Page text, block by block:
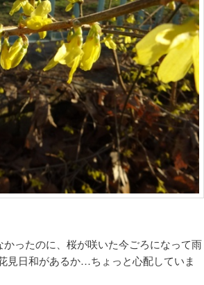
ったのに、桜が咲いた今ごろになって雨
見日和があるか…ちょっと心配していま